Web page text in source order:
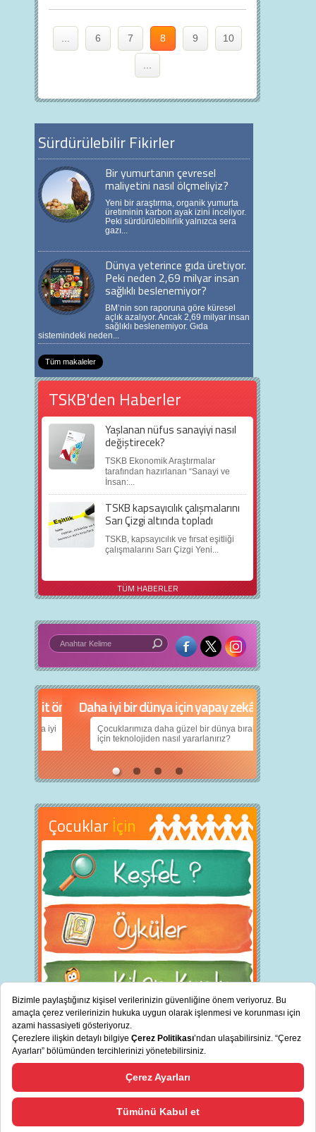
6 7 8 9 10
Sürdürülebilir Fikirler
Bir yumurtanın çevresel
maliyetini nasıl ölçmeliyiz?
Yeni bir araştırma, organik yumurta
üretiminin karbon ayak izini inceliyor.
Peki sürdürülebilirlik yalnızca sera
gazı...
Dünya yeterince gıda üretiyor.
Peki neden 2,69 milyar insan
sağlıklı beslenemiyor?
BM’nin son raporuna göre küresel
açlık azalıyor. Ancak 2,69 milyar insan
sağlıklı beslenemiyor. Gıda
sistemindeki neden...
Tüm makaleler
TSKB'den Haberler
Yaşlanan nüfus sanayiyi nasıl
değiştirecek?
TSKB Ekonomik Araştırmalar
tarafından hazırlanan “Sanayi ve
İnsan:...
TSKB kapsayıcılık çalışmalarını
Sarı Çizgi altında topladı
TSKB, kapsayıcılık ve fırsat eşitliği
çalışmalarını Sarı Çizgi Yeni...
TÜM HABERLER
Daha iyi bir dünya için yapay zekâ
Çocuklarımıza daha güzel bir dünya bırakabilmek
için teknolojiden nasıl yararlanırız?
Çocuklar İçin